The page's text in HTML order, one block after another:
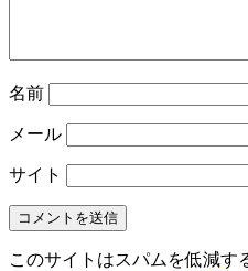
名前
メール
サイト
このサイトはスパムを低減す